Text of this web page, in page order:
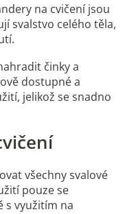
na cvičení jsou
svalstvo celého těla,
činky a
dostupné a
jelikož se snadno
všechny svalové
pouze se
s využitím na